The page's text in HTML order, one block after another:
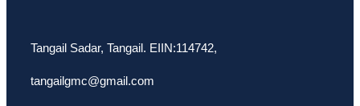
Tangail Sadar, Tangail. EIIN:114742,
tangailgmc@gmail.com